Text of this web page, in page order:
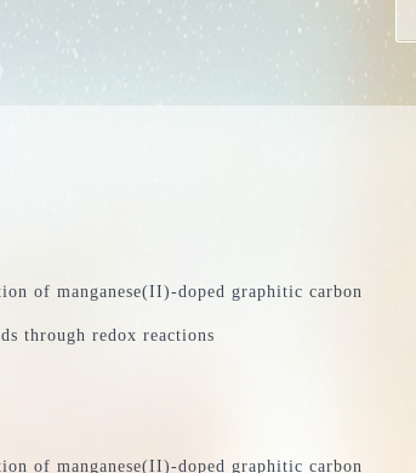
of manganese(II)-doped graphitic carbon
through redox reactions
of manganese(II)-doped graphitic carbon